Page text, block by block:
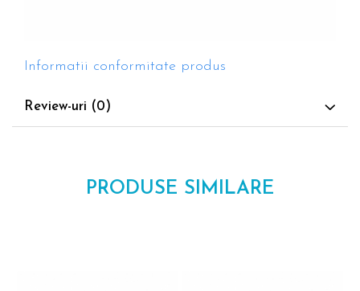
Informatii conformitate produs
Review-uri (0)
PRODUSE SIMILARE